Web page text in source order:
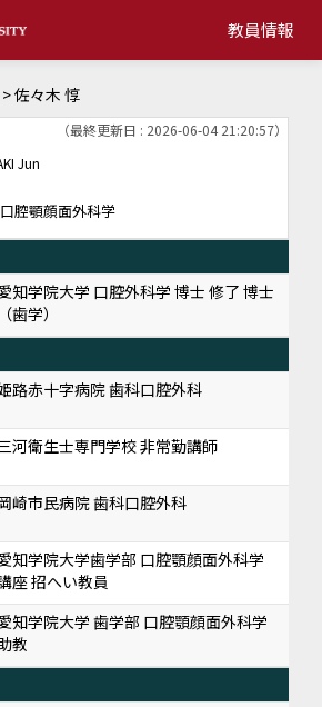
教員情報
> 佐々木 惇
（最終更新日 : 2026-06-04 21:20:57）
Jun
腔顎顔面外科学
知学院大学 口腔外科学 博士 修了 博士
（歯学）
路赤十字病院 歯科口腔外科
河衛生士専門学校 非常勤講師
崎市民病院 歯科口腔外科
知学院大学歯学部 口腔顎顔面外科学
座 招へい教員
知学院大学 歯学部 口腔顎顔面外科学
教